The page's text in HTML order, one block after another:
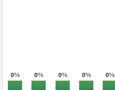
0% 0% 0% 0% 0%